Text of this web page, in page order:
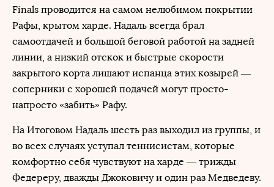
Finals проводится на самом нелюбимом покрытии
Рафы, крытом харде. Надаль всегда брал
самоотдачей и большой беговой работой на задней
линии, а низкий отскок и быстрые скорости
закрытого корта лишают испанца этих козырей —
соперники с хорошей подачей могут просто-
напросто «забить» Рафу.
На Итоговом Надаль шесть раз выходил из группы, и
во всех случаях уступал теннисистам, которые
комфортно себя чувствуют на харде — трижды
Федереру, дважды Джоковичу и один раз Медведеву.